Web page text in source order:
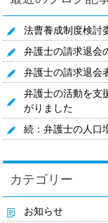
法曹養成制度検討
弁護士の請求退会
弁護士の請求退会
弁護士の活動を支
がりました
続：弁護士の人口
カテゴリー
お知らせ